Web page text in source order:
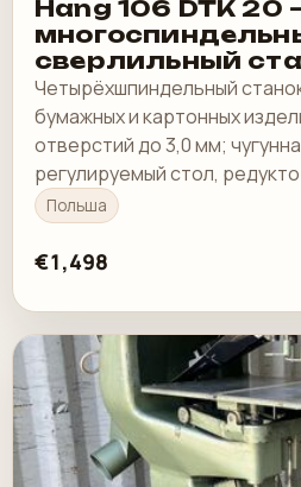
Hang 106 DTK 20
сверлильный
бумаги
Четырёхшпиндельный
бумажных и картонных
отверстий до 3,0 мм;
регулируемый стол,
комплектный, готов к работе
Польша
€1,498